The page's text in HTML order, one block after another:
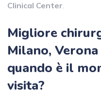
Clinical Center.
Migliore
Milano,
quando è il
visita?